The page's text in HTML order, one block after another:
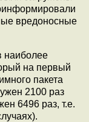
вредоносные
наиболее
на первый
пакета
2100 раз
6496 раз, т.е.